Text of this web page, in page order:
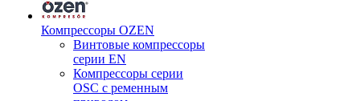
Компрессоры OZEN
Винтовые компрессоры
серии EN
Компрессоры серии
OSC с ременным